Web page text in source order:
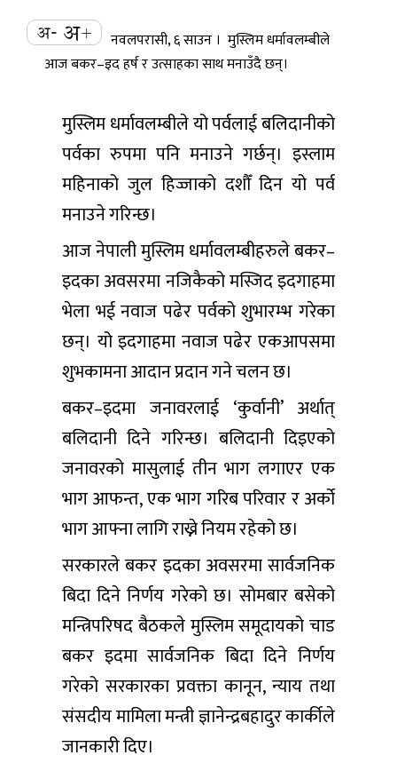
नवलपरासी, ६ साउन । मुस्लिम धर्मावलम्बीले
आज बकर–इद हर्ष र उत्साहका साथ मनाउँदै छन्।
मुस्लिम धर्मावलम्बीले यो पर्वलाई बलिदानीको
पर्वका रुपमा पनि मनाउने गर्छन्। इस्लाम
महिनाको जुल हिज्जाको दशौँ दिन यो पर्व
मनाउने गरिन्छ।
आज नेपाली मुस्लिम धर्मावलम्बीहरुले बकर–
इदका अवसरमा नजिकैको मस्जिद इदगाहमा
भेला भई नवाज पढेर पर्वको शुभारम्भ गरेका
छन्। यो इदगाहमा नवाज पढेर एकआपसमा
शुभकामना आदान प्रदान गने चलन छ।
बकर–इदमा जनावरलाई ‘कुर्वानी’ अर्थात्
बलिदानी दिने गरिन्छ। बलिदानी दिइएको
जनावरको मासुलाई तीन भाग लगाएर एक
भाग आफन्त, एक भाग गरिब परिवार र अर्को
भाग आफ्ना लागि राख्ने नियम रहेको छ।
सरकारले बकर इदका अवसरमा सार्वजनिक
बिदा दिने निर्णय गरेको छ। सोमबार बसेको
मन्त्रिपरिषद बैठकले मुस्लिम समूदायको चाड
बकर इदमा सार्वजनिक बिदा दिने निर्णय
गरेको सरकारका प्रवक्ता कानून, न्याय तथा
संसदीय मामिला मन्त्री ज्ञानेन्द्रबहादुर कार्कीले
जानकारी दिए।